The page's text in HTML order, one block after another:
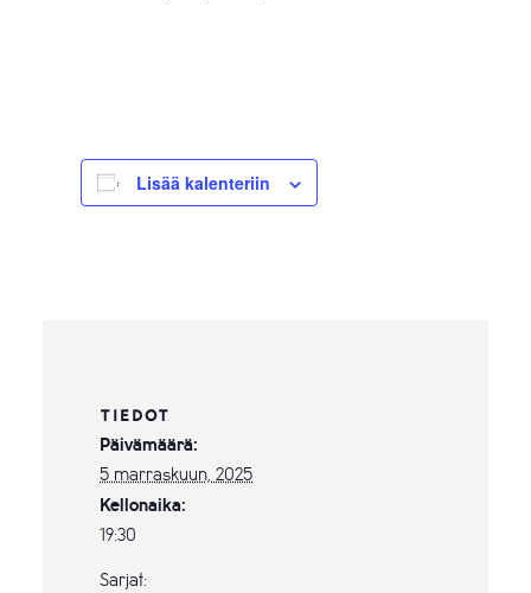
Lisää kalenteriin
TIEDOT
Päivämäärä:
5 marraskuun, 2025
Kellonaika:
19:30
Sarjat: